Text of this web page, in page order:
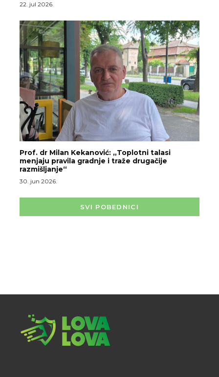
22. jul 2026.
Prof. dr Milan Kekanović: „Toplotni talasi
menjaju pravila gradnje i traže drugačije
razmišljanje“
30. jun 2026.
SVI POBEDNICI